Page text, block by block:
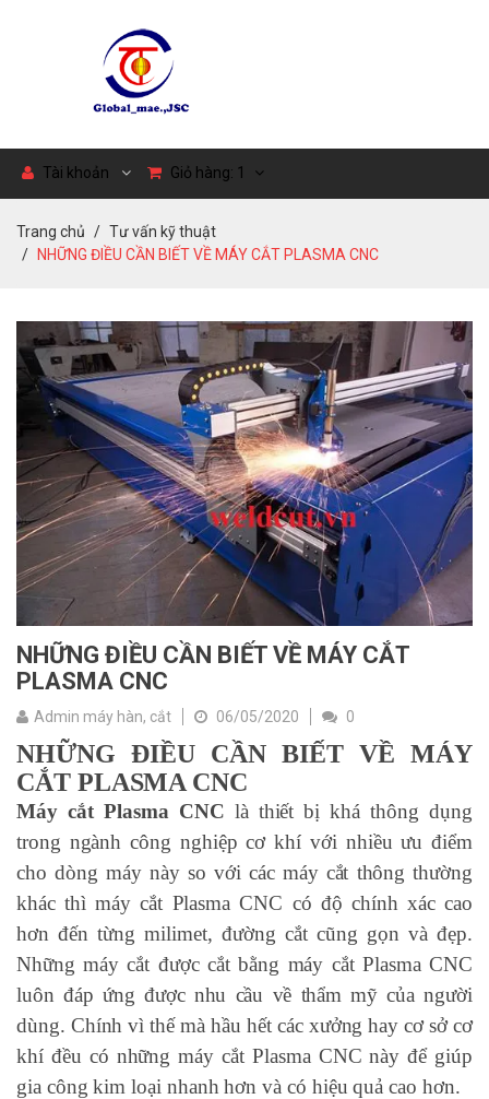
Tài khoản Giỏ hàng: 1
Trang chủ
Tư vấn kỹ thuật
NHỮNG ĐIỀU CẦN BIẾT VỀ MÁY CẮT PLASMA CNC
NHỮNG ĐIỀU CẦN BIẾT VỀ MÁY CẮT
PLASMA CNC
Admin máy hàn, cắt 06/05/2020 0
NHỮNG ĐIỀU CẦN BIẾT VỀ MÁY
CẮT PLASMA CNC
Máy cắt Plasma CNC là thiết bị khá thông dụng
trong ngành công nghiệp cơ khí với nhiều ưu điểm
cho dòng máy này so với các máy cắt thông thường
khác thì máy cắt Plasma CNC có độ chính xác cao
hơn đến từng milimet, đường cắt cũng gọn và đẹp.
Những máy cắt được cắt bằng máy cắt Plasma CNC
luôn đáp ứng được nhu cầu về thẩm mỹ của người
dùng. Chính vì thế mà hầu hết các xưởng hay cơ sở cơ
khí đều có những máy cắt Plasma CNC này để giúp
gia công kim loại nhanh hơn và có hiệu quả cao hơn.